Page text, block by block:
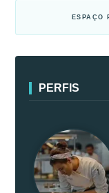
ESPAÇO
PERFIS